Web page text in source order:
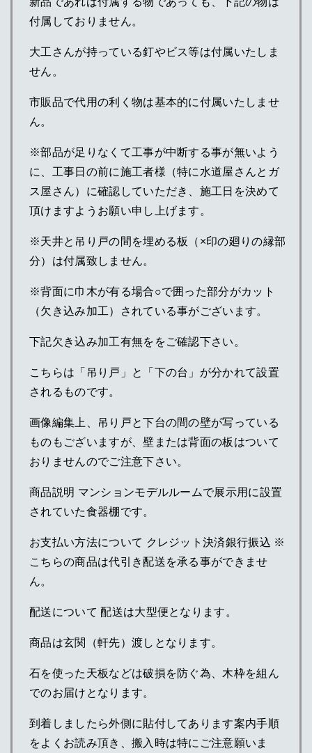
付属しておりません。
大工さんが持っている釘やビス等は付属いたしま
せん。
市販品で代用の利く物は基本的に付属いたしませ
ん。
※部品が足りなくて工事が中断する事が無いよう
に、工事日の前に施工者様（特に水道屋さんとガ
ス屋さん）に確認していただき、施工日を決めて
頂けますようお願い申し上げます。
※天井と吊り戸の間を埋める板（×印の廻りの縁部
分）は付属致しません。
※背面に巾木が有る場合○で囲った部分がカット
（欠き込み加工）されている事がございます。
下記欠き込み加工有無ををご確認下さい。
こちらは「吊り戸」と「下の台」が分かれて設置
されるものです。
画像編集上、吊り戸と下台の間の壁が写っている
ものもございますが、壁または背面の板はついて
おりませんのでご注意下さい。
商品説明 マンションモデルルームで展示用に設置
されていた食器棚です。
お支払い方法について クレジット決済銀行振込 ※
こちらの商品は代引き配送を承る事ができませ
ん。
配送について 配送は大型便となります。
商品は玄関（軒先）渡しとなります。
石を使った天板などは破損を防ぐ為、木枠を組ん
でのお届けとなります。
到着しましたら外側に貼付してあります案内手順
をよくお読み頂き、搬入時は特にご注意願いま